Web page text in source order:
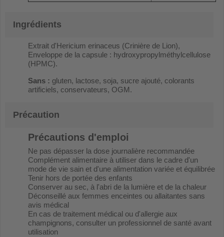
Ingrédients
Extrait d'Hericium erinaceus (Crinière de Lion),
Enveloppe de la capsule : hydroxypropylméthylcellulose
(HPMC).
Sans : gluten, lactose, soja, sucre ajouté, colorants
artificiels, conservateurs, OGM.
Précaution
Précautions d'emploi
Ne pas dépasser la dose journalière recommandée
Complément alimentaire à utiliser dans le cadre d'un
mode de vie sain et d'une alimentation variée et équilibrée
Tenir hors de portée des enfants
Conserver au sec, à l'abri de la lumière et de la chaleur
Déconseillé aux femmes enceintes ou allaitantes sans
avis médical
En cas de traitement médical ou d'allergie aux
champignons, consulter un professionnel de santé avant
utilisation